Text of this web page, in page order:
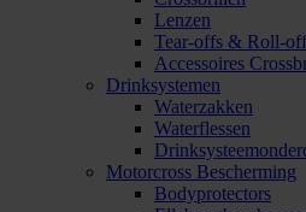
Lenzen
Tear-offs & Roll-
Accessoires
Drinksystemen
Waterzakken
Waterflessen
Motorcross Bescherming
Bodyprotectors